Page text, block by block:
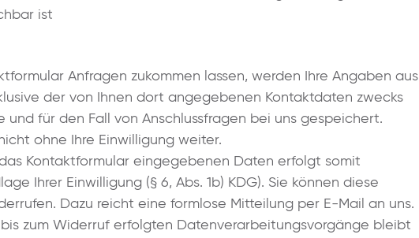
ist
Anfragen zukommen lassen, werden Ihre Angaben aus
der von Ihnen dort angegebenen Kontaktdaten zwecks
und für den Fall von Anschlussfragen bei uns gespeichert.
ohne Ihre Einwilligung weiter.
Kontaktformular eingegebenen Daten erfolgt somit
Ihrer Einwilligung (§ 6, Abs. 1b) KDG). Sie können diese
Dazu reicht eine formlose Mitteilung per E-Mail an uns.
zum Widerruf erfolgten Datenverarbeitungsvorgänge bleibt